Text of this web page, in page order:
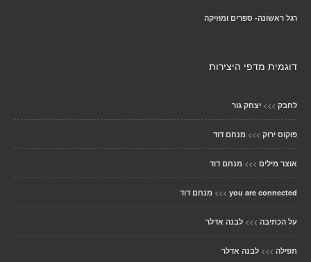
רגל ראשונה- ספרים ומוזיקה
דוגמית מדפי היצירות
לחבק >>> יצחק גור
פוקוס ירוק >>> מנחם דוד
אוצר מילים >>> מנחם דוד
you are connected
>>> מנחם דוד
על הכתיבה >>> לבנה אדלר
תפילה >>> לבנה אדלר